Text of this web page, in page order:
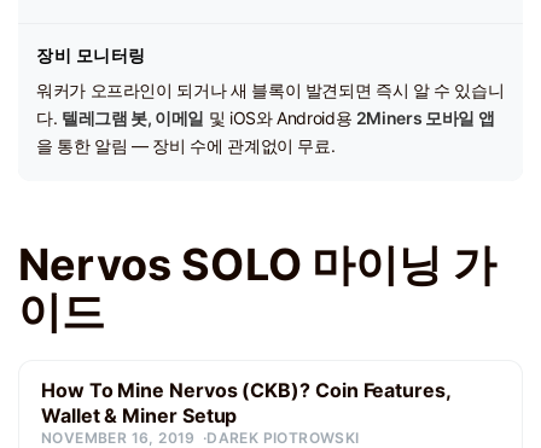
장비 모니터링
워커가 오프라인이 되거나 새 블록이 발견되면 즉시 알 수 있습니
다. 텔레그램 봇, 이메일 및 iOS와 Android용 2Miners 모바일 앱
을 통한 알림 — 장비 수에 관계없이 무료.
Nervos SOLO 마이닝 가
이드
How To Mine Nervos (CKB)? Coin Features,
Wallet & Miner Setup
NOVEMBER 16, 2019 DAREK PIOTROWSKI